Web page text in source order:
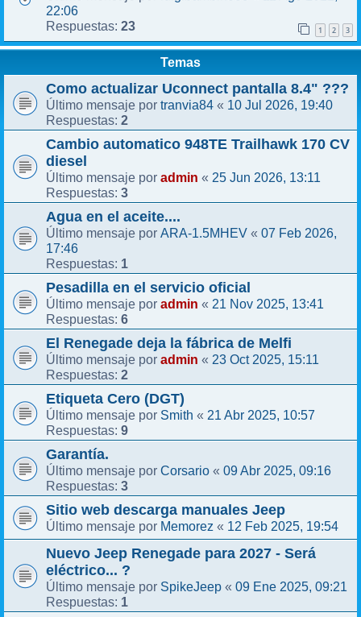
22:06
Respuestas: 23 1 2 3
Temas
Como actualizar Uconnect pantalla 8.4" ???
Último mensaje por tranvia84 « 10 Jul 2026, 19:40
Respuestas: 2
Cambio automatico 948TE Trailhawk 170 CV
diesel
Último mensaje por admin « 25 Jun 2026, 13:11
Respuestas: 3
Agua en el aceite....
Último mensaje por ARA-1.5MHEV « 07 Feb 2026,
17:46
Respuestas: 1
Pesadilla en el servicio oficial
Último mensaje por admin « 21 Nov 2025, 13:41
Respuestas: 6
El Renegade deja la fábrica de Melfi
Último mensaje por admin « 23 Oct 2025, 15:11
Respuestas: 2
Etiqueta Cero (DGT)
Último mensaje por Smith « 21 Abr 2025, 10:57
Respuestas: 9
Garantía.
Último mensaje por Corsario « 09 Abr 2025, 09:16
Respuestas: 3
Sitio web descarga manuales Jeep
Último mensaje por Memorez « 12 Feb 2025, 19:54
Nuevo Jeep Renegade para 2027 - Será
eléctrico... ?
Último mensaje por SpikeJeep « 09 Ene 2025, 09:21
Respuestas: 1